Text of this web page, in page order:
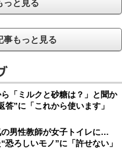
と見る
事もっと見る
ら「ミルクと砂糖は？」と聞か
”に「これから使います」
の男性教師が女子トイレに…
恐ろしいモノ”に「許せない」